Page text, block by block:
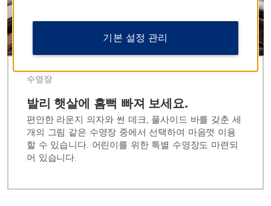
수영장
발리 햇살에 흠뻑 빠져 보세요.
편안한 라운지 의자와 썬 데크, 풀사이드 바를 갖춘 세
개의 그림 같은 수영장 중에서 선택하여 마음껏 이용
할 수 있습니다. 어린이를 위한 특별 수영장도 마련되
어 있습니다.
기본 설정 관리